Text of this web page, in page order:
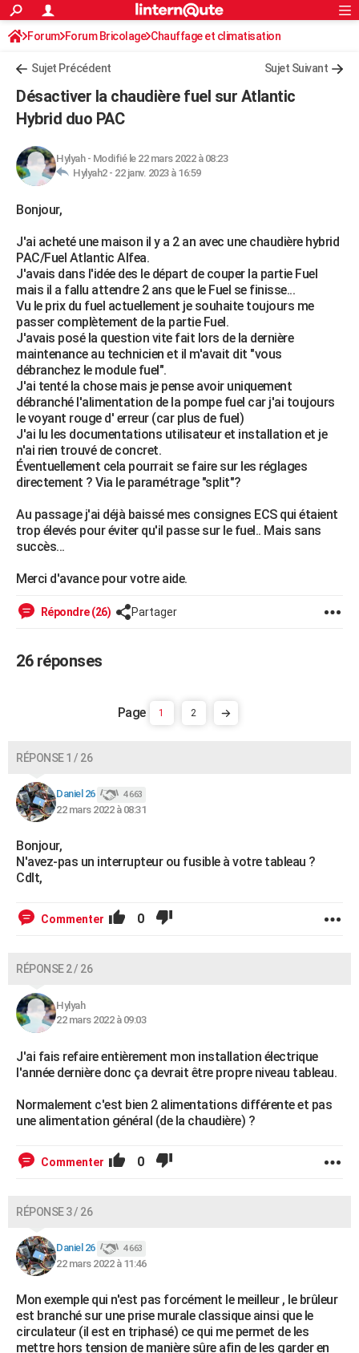
ACTUALITÉS
Politique
Société
Faits Divers
Education
Monde
Villes
+
Programme TV
TNTStreaming
Cinéma
Sorties cinéma
Musique
+FINANCE
Retraite
Impôts
Epargne
Immobilier
Risques naturels par ville
Banque
Assurance
Crédit
AUTO
Essais
Réserver un essai
Citadines
Berlines
SUV
Forum auto
+HIGH-TECH
Mobiles
Meilleur smartphone
Internet
Ordinateurs
Jeux vidéo
Guide high-tech
BRICOLAGE
Forum
Aménagement intérieur
Extérieur
Cuisine
Salle de bains
Jardinage
Rangement
WEEK-END
Guides de France
Escapades
Patrimoine
Expositions
Musées
Week-end nature
+LIFESTYLE
Art de vivre
Bien-être
Loisirs
Mode
Modes de vie
SANTE
Alimentation
Guide de la santé
Maladies
Médicaments
Sommeil
VOYAGE
Destinations
City break
Voyage nature
Voyage de noces
Forum
Climat
+PHOTO
GUIDES D'ACHAT
BONS PLANS
CARTE DE VOEUX
DICTIONNAIRE
Dictionnaire
Biographies
Citations
Expressions
Proverbes
PROGRAMME TV
COPAINS D'AVANT
S'inscrire
Se connecter
Lycées
Collèges
Primaires
Universités
Entreprises
Service militaire
Avis de recherche
AVIS DE DÉCÈS
Bricolage
Lifestyle
Culture
Sport
Auto
Television
Voyage
Cinema
Rechercher
S'inscrire
Connexion
Forum Forum Bricolage Chauffage et climatisation
Chauffage Fuel / Gaz / Pétrole
Sujet Précédent Sujet Suivant
Désactiver la chaudière fuel sur Atlantic
Hybrid duo PAC
Hylyah- Modifié le 22 mars 2022 à 08:23
Hylyah2 - 22 janv. 2023 à 16:59
Bonjour,
J'ai acheté une maison il y a 2 an avec une chaudière hybrid
PAC/Fuel Atlantic Alfea.
J'avais dans l'idée des le départ de couper la partie Fuel
mais il a fallu attendre 2 ans que le Fuel se finisse...
Vu le prix du fuel actuellement je souhaite toujours me
passer complètement de la partie Fuel.
J'avais posé la question vite fait lors de la dernière
maintenance au technicien et il m'avait dit "vous
débranchez le module fuel".
J'ai tenté la chose mais je pense avoir uniquement
débranché l'alimentation de la pompe fuel car j'ai toujours
le voyant rouge d' erreur (car plus de fuel)
J'ai lu les documentations utilisateur et installation et je
n'ai rien trouvé de concret.
Éventuellement cela pourrait se faire sur les réglages
directement ? Via le paramétrage "split"?
Au passage j'ai déjà baissé mes consignes ECS qui étaient
trop élevés pour éviter qu'il passe sur le fuel.. Mais sans
succès...
Merci d'avance pour votre aide.
Répondre (26) Partager
26 réponses
1 2
RÉPONSE 1 / 26
Daniel 26 4 663
22 mars 2022 à 08:31
Bonjour,
N'avez-pas un interrupteur ou fusible à votre tableau ?
Cdlt,
Commenter 0
RÉPONSE 2 / 26
Hylyah
22 mars 2022 à 09:03
J'ai fais refaire entièrement mon installation électrique
l'année dernière donc ça devrait être propre niveau tableau.
Normalement c'est bien 2 alimentations différente et pas
une alimentation général (de la chaudière) ?
Commenter 0
RÉPONSE 3 / 26
Daniel 26 4 663
22 mars 2022 à 11:46
Mon exemple qui n'est pas forcément le meilleur , le brûleur
est branché sur une prise murale classique ainsi que le
circulateur (il est en triphasé) ce qui me permet de les
mettre hors tension de manière sûre afin de les garder en